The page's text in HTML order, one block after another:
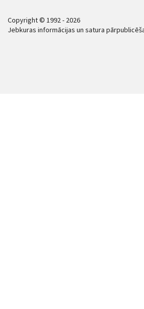
Copyright © 1992 - 2026
Jebkuras informācijas un satura